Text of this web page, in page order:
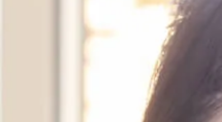
プライバシーポリシー